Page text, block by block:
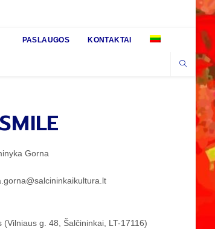
PASLAUGOS KONTAKTAI
Gorna
g. 48, Šalčininkai, LT-17116)